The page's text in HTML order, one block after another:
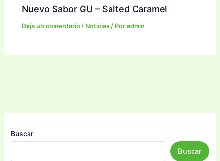
Nuevo Sabor GU – Salted Caramel
Deja un comentario / Noticias / Poradmin
Buscar
Buscar